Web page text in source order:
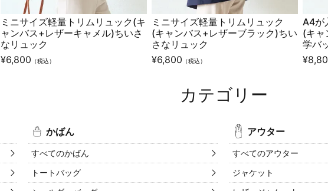
ミニサイズ軽量トリムリュック(キ
ャンバス+レザーキャメル)ちいさ
なリュック
¥6,800 （税込）
ミニサイズ軽量トリムリュック
(キャンバス+レザーブラック)ちい
さなリュック
¥6,800 （税込）
A4が
(キ
学バ
¥
カテゴリー
かばん
すべてのかばん
トートバッグ
アウター
すべてのアウター
ジャケット